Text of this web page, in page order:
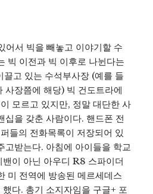
어서 빅을 빼놓고 이야기할 수
빅 이전과 빅 이후로 나뉜다는
끌고 있는 수석부사장 (예를 들
사장쯤에 해당) 빅 건도트라에
모르고 있지만, 정말 대단한 사
십을 갖춘 사람이다. 핸드폰 전
들의 전화목록이 저장되어 있
고받는다. 아침에 아이들을 학교
이 아닌 아우디 R8 스파이더
미 전역에 방송된 메르세데스
다. 총기 소지자임을 구글+ 포